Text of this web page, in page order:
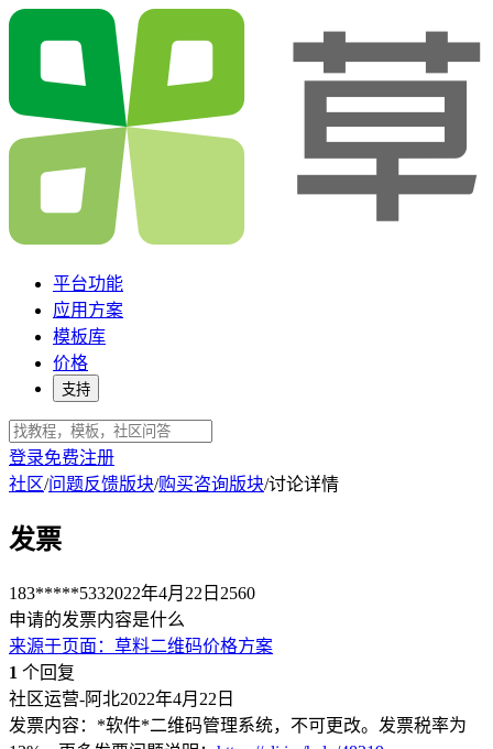
平台功能
应用方案
模板库
价格
支持
登录免费注册
社区/问题反馈版块/购买咨询版块/讨论详情
发票
183*****5332022年4月22日 2560
申请的发票内容是什么
来源于页面 ： 草料二维码价格方案
1 个回复
社区运营-阿北2022年4月22日
发票内容：*软件*二维码管理系统，不可更改。发票税率为